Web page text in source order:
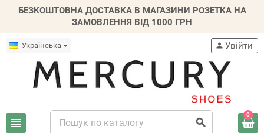
БЕЗКОШТОВНА ДОСТАВКА В МАГАЗИНИ РОЗЕТКА НА
ЗАМОВЛЕННЯ ВІД 1000 ГРН
Українська
view_headline search
person Увійти
0